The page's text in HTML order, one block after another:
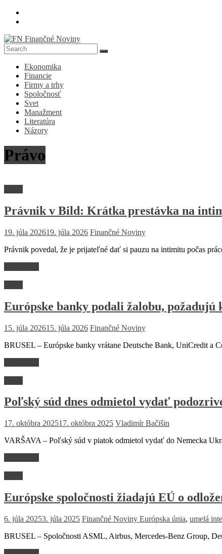
Skip
FN
Finančné
Noviny
Denník
ekonomike
spoločnosti
Ekonomika
Financie
Firmy a trhy
Spoločnosť
Svet
Manažment
Literatúra
Názory
Právo
Právnik v Bild: Krátka prestávka na
19. júla 202619. júla 2026 Finančné Noviny
Právnik povedal, že je prijateľné dať si pauzu na intimitu počas
Európske banky podali žalobu, požadujú
15. júla 202615. júla 2026 Finančné Noviny
BRUSEL – Európske banky vrátane Deutsche Bank, UniCredit a
Poľský súd dnes odmietol vydať
17. októbra 202517. októbra 2025 Vladimír Bačišin
VARŠAVA – Poľský súd v piatok odmietol vydať do Nemecka
Európske spoločnosti žiadajú EÚ o
6. júla 20253. júla 2025 Finančné Noviny Európska únia, umelá
BRUSEL – Spoločnosti ASML, Airbus, Mercedes-Benz Group,